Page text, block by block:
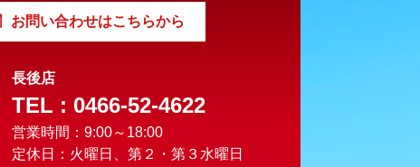
お問い合わせはこちらから
長後店
TEL : 0466-52-4622
営業時間：9:00～18:00
定休日：火曜日、第２・第３水曜日